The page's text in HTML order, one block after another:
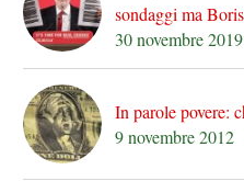
sondaggi ma
30 novembre 2019
In parole povere:
9 novembre 2012